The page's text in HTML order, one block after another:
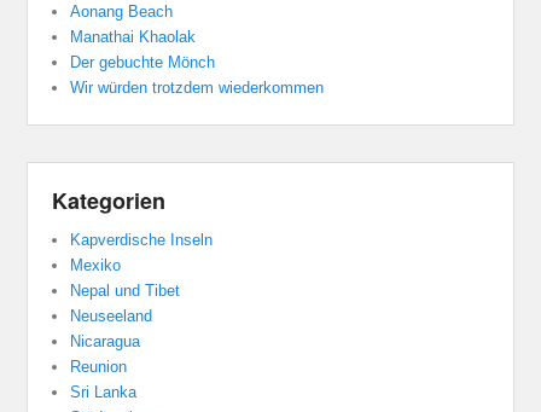
Aonang Beach
Manathai Khaolak
Der gebuchte Mönch
Wir würden trotzdem wiederkommen
Kategorien
Kapverdische Inseln
Mexiko
Nepal und Tibet
Neuseeland
Nicaragua
Reunion
Sri Lanka